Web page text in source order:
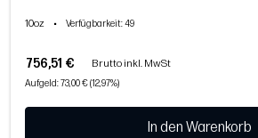
10oz • Verfügbarkeit: 49
756,51 € Brutto inkl. MwSt
Aufgeld: 73,00 € (12,97%)
In den Warenkorb